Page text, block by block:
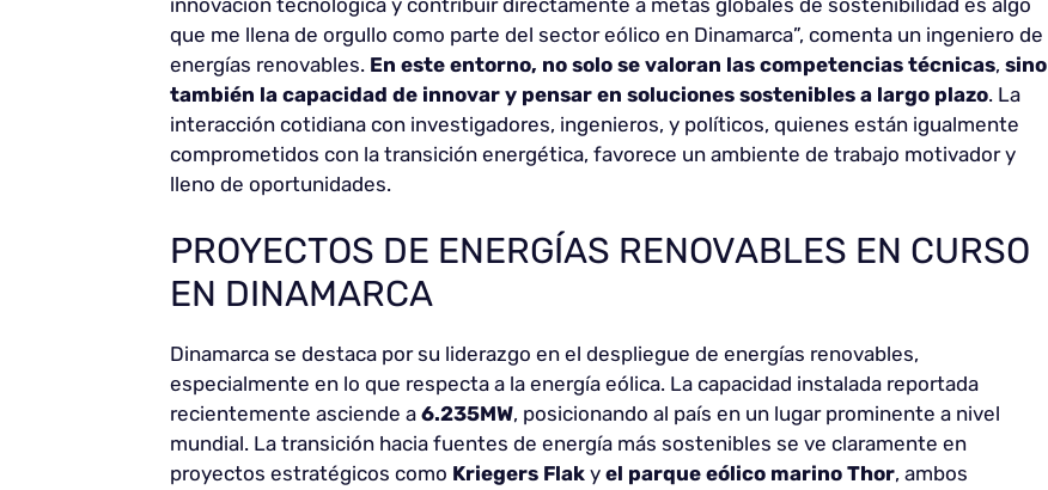
que me llena de orgullo como parte del sector eólico en Dinamarca”, comenta un ingeniero de
energías renovables. En este entorno, no solo se valoran las competencias técnicas, sino
también la capacidad de innovar y pensar en soluciones sostenibles a largo plazo. La
interacción cotidiana con investigadores, ingenieros, y políticos, quienes están igualmente
comprometidos con la transición energética, favorece un ambiente de trabajo motivador y
lleno de oportunidades.
PROYECTOS DE ENERGÍAS RENOVABLES EN CURSO
EN DINAMARCA
Dinamarca se destaca por su liderazgo en el despliegue de energías renovables,
especialmente en lo que respecta a la energía eólica. La capacidad instalada reportada
recientemente asciende a 6.235MW, posicionando al país en un lugar prominente a nivel
mundial. La transición hacia fuentes de energía más sostenibles se ve claramente en
proyectos estratégicos como Kriegers Flak y el parque eólico marino Thor, ambos